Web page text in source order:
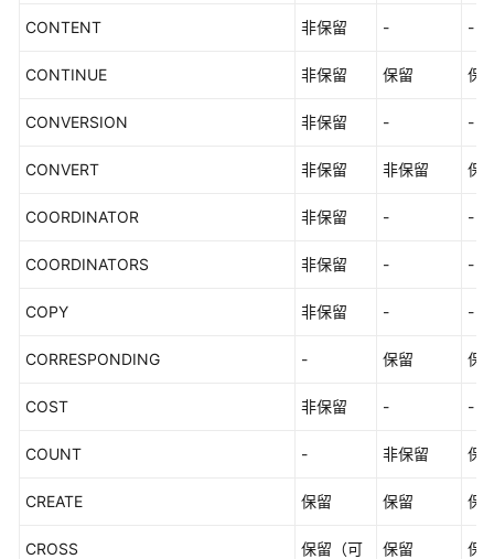
CONTENT 非保留 - -
CONTINUE 非保留 保留 保
CONVERSION 非保留 - -
CONVERT 非保留 非保留 保
COORDINATOR 非保留 - -
COORDINATORS 非保留 - -
COPY 非保留 - -
CORRESPONDING - 保留 保
COST 非保留 - -
COUNT - 非保留 保
CREATE 保留 保留 保
CROSS
保留（可
保留 保